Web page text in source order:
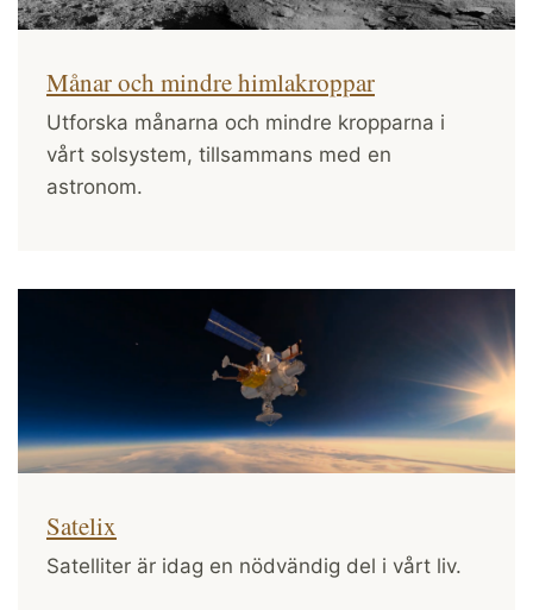
Månar och mindre himlakroppar
Utforska månarna och mindre kropparna i
vårt solsystem, tillsammans med en
astronom.
Satelix
Satelliter är idag en nödvändig del i vårt liv.